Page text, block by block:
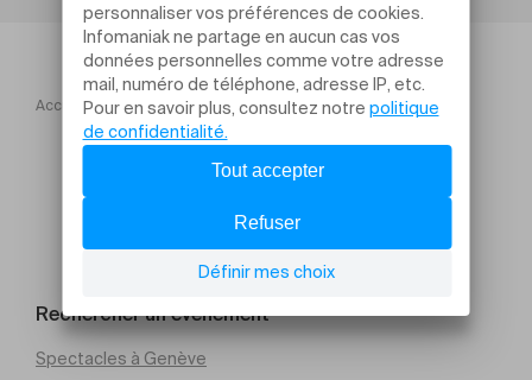
Accueil THÉA
Rechercher un évènement
Spectacles à Genève